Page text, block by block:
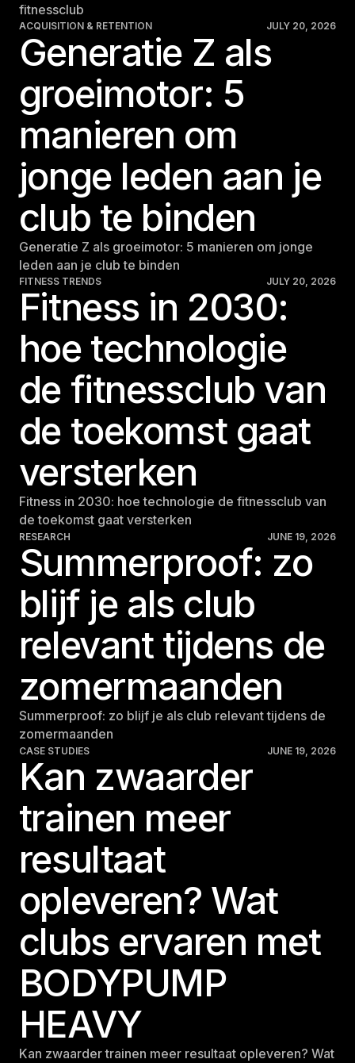
fitnessclub
ACQUISITION & RETENTION JULY 20, 2026
Generatie Z als
groeimotor: 5
manieren om
jonge leden aan je
club te binden
Generatie Z als groeimotor: 5 manieren om jonge
leden aan je club te binden
FITNESS TRENDS JULY 20, 2026
Fitness in 2030:
hoe technologie
de fitnessclub van
de toekomst gaat
versterken
Fitness in 2030: hoe technologie de fitnessclub van
de toekomst gaat versterken
RESEARCH JUNE 19, 2026
Summerproof: zo
blijf je als club
relevant tijdens de
zomermaanden
Summerproof: zo blijf je als club relevant tijdens de
zomermaanden
CASE STUDIES JUNE 19, 2026
Kan zwaarder
trainen meer
resultaat
opleveren? Wat
clubs ervaren met
BODYPUMP
HEAVY
Kan zwaarder trainen meer resultaat opleveren? Wat